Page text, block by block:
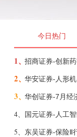
今日热门
1、
2、
3、
4、
5、